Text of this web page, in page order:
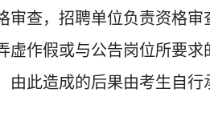
审查，招聘单位负责资格
虚作假或与公告岗位所要
由此造成的后果由考生自行